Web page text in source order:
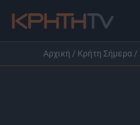
Αρχική / Κρήτη Σήμερα /